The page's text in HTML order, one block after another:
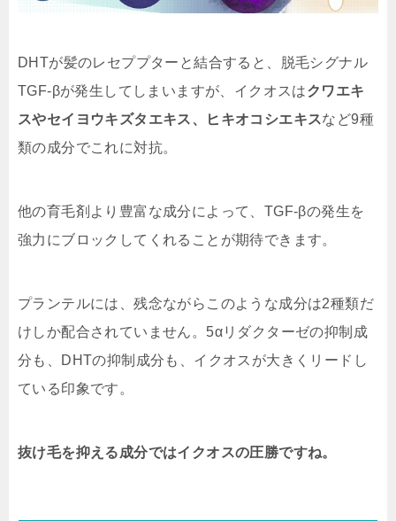
DHTが髪のレセププターと結合すると、脱毛シグナル
TGF-βが発生してしまいますが、イクオスはクワエキ
スやセイヨウキズタエキス、ヒキオコシエキスなど9種
類の成分でこれに対抗。
他の育毛剤より豊富な成分によって、TGF-βの発生を
強力にブロックしてくれることが期待できます。
プランテルには、残念ながらこのような成分は2種類だ
けしか配合されていません。5αリダクターゼの抑制成
分も、DHTの抑制成分も、イクオスが大きくリードし
ている印象です。
抜け毛を抑える成分ではイクオスの圧勝ですね。